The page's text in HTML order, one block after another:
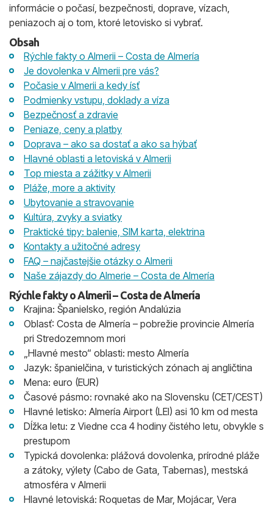
informácie o počasí, bezpečnosti, doprave, vízach,
peniazoch aj o tom, ktoré letovisko si vybrať.
Obsah
Rýchle fakty o Almerii – Costa de Almería
Je dovolenka v Almerii pre vás?
Počasie v Almerii a kedy ísť
Podmienky vstupu, doklady a víza
Bezpečnosť a zdravie
Peniaze, ceny a platby
Doprava – ako sa dostať a ako sa hýbať
Hlavné oblasti a letoviská v Almerii
Top miesta a zážitky v Almerii
Pláže, more a aktivity
Ubytovanie a stravovanie
Kultúra, zvyky a sviatky
Praktické tipy: balenie, SIM karta, elektrina
Kontakty a užitočné adresy
FAQ – najčastejšie otázky o Almerii
Naše zájazdy do Almerie – Costa de Almería
Rýchle fakty o Almerii – Costa de Almería
Krajina: Španielsko, región Andalúzia
Oblasť: Costa de Almería – pobrežie provincie Almería
pri Stredozemnom mori
„Hlavné mesto“ oblasti: mesto Almería
Jazyk: španielčina, v turistických zónach aj angličtina
Mena: euro (EUR)
Časové pásmo: rovnaké ako na Slovensku (CET/CEST)
Hlavné letisko: Almería Airport (LEI) asi 10 km od mesta
Dĺžka letu: z Viedne cca 4 hodiny čistého letu, obvykle s
prestupom
Typická dovolenka: plážová dovolenka, prírodné pláže
a zátoky, výlety (Cabo de Gata, Tabernas), mestská
atmosféra v Almerii
Hlavné letoviská: Roquetas de Mar, Mojácar, Vera